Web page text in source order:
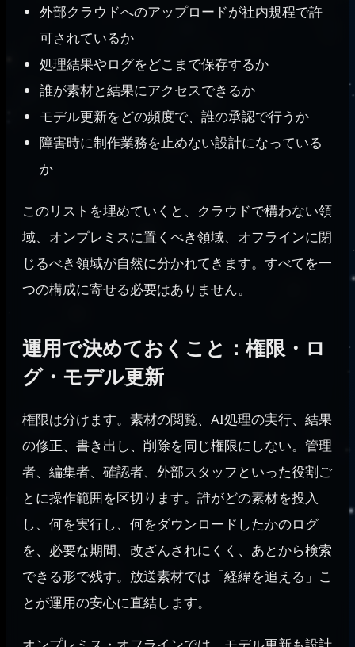
外部クラウドへのアップロードが社内規程で許
可されているか
処理結果やログをどこまで保存するか
誰が素材と結果にアクセスできるか
モデル更新をどの頻度で、誰の承認で行うか
障害時に制作業務を止めない設計になっている
か
このリストを埋めていくと、クラウドで構わない領
域、オンプレミスに置くべき領域、オフラインに閉
じるべき領域が自然に分かれてきます。すべてを一
つの構成に寄せる必要はありません。
運用で決めておくこと：権限・ロ
グ・モデル更新
権限は分けます。素材の閲覧、AI処理の実行、結果
の修正、書き出し、削除を同じ権限にしない。管理
者、編集者、確認者、外部スタッフといった役割ご
とに操作範囲を区切ります。誰がどの素材を投入
し、何を実行し、何をダウンロードしたかのログ
を、必要な期間、改ざんされにくく、あとから検索
できる形で残す。放送素材では「経緯を追える」こ
とが運用の安心に直結します。